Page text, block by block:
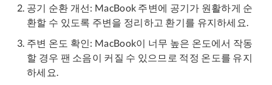
공기 순환 개선: MacBook 주변에 공기가 원활하게 순
환할 수 있도록 주변을 정리하고 환기를 유지하세요.
주변 온도 확인: MacBook이 너무 높은 온도에서 작동
할 경우 팬 소음이 커질 수 있으므로 적정 온도를 유지
하세요.